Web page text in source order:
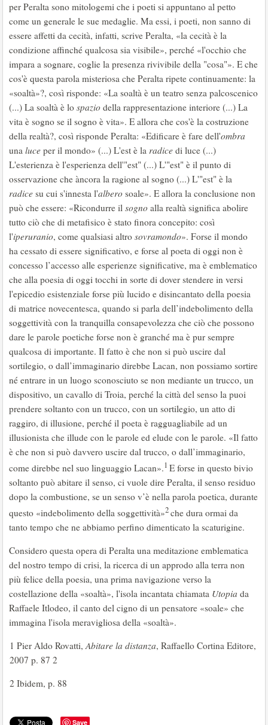
per Peralta sono mitologemi che i poeti si appuntano al petto
come un generale le sue medaglie. Ma essi, i poeti, non sanno di
essere affetti da cecità, infatti, scrive Peralta, «la cecità è la
condizione affinché qualcosa sia visibile», perché «l'occhio che
impara a sognare, coglie la presenza rivivibile della "cosa"». E che
cos'è questa parola misteriosa che Peralta ripete continuamente: la
«soaltà»?, così risponde: «La soaltà è un teatro senza palcoscenico
(...) La soaltà è lo spazio della rappresentazione interiore (...) La
vita è sogno se il sogno è vita». E allora che cos'è la costruzione
della realtà?, così risponde Peralta: «Edificare è fare dell'ombra
una luce per il mondo» (...) L'est è la radice di luce (...)
L'esterienza è l'esperienza dell'"est" (...) L'"est" è il punto di
osservazione che àncora la ragione al sogno (...) L'"est" è la
radice su cui s'innesta l'albero soale». E allora la conclusione non
può che essere: «Ricondurre il sogno alla realtà significa abolire
tutto ciò che di metafisico è stato finora concepito: così
l'iperuranio, come qualsiasi altro sovramondo». Forse il mondo
ha cessato di essere significativo, e forse al poeta di oggi non è
concesso l’accesso alle esperienze significative, ma è emblematico
che alla poesia di oggi tocchi in sorte di dover stendere in versi
l'epicedio esistenziale forse più lucido e disincantato della poesia
di matrice novecentesca, quando si parla dell’indebolimento della
soggettività con la tranquilla consapevolezza che ciò che possono
dare le parole poetiche forse non è granché ma è pur sempre
qualcosa di importante. Il fatto è che non si può uscire dal
sortilegio, o dall’immaginario direbbe Lacan, non possiamo sortire
né entrare in un luogo sconosciuto se non mediante un trucco, un
dispositivo, un cavallo di Troia, perché la città del senso la puoi
prendere soltanto con un trucco, con un sortilegio, un atto di
raggiro, di illusione, perché il poeta è ragguagliabile ad un
illusionista che illude con le parole ed elude con le parole. «Il fatto
è che non si può davvero uscire dal trucco, o dall’immaginario,
come direbbe nel suo linguaggio Lacan».1 E forse in questo bivio
soltanto può abitare il senso, ci vuole dire Peralta, il senso residuo
dopo la combustione, se un senso v’è nella parola poetica, durante
questo «indebolimento della soggettività»2che dura ormai da
tanto tempo che ne abbiamo perfino dimenticato la scaturigine.
Considero questa opera di Peralta una meditazione emblematica
del nostro tempo di crisi, la ricerca di un approdo alla terra non
più felice della poesia, una prima navigazione verso la
costellazione della «soaltà», l'isola incantata chiamata Utopia da
Raffaele Itlodeo, il canto del cigno di un pensatore «soale» che
immagina l'isola meravigliosa della «soaltà».
1 Pier Aldo Rovatti,Abitare la distanza, Raffaello Cortina Editore,
2007 p. 87 2
2 Ibidem, p. 88
Save